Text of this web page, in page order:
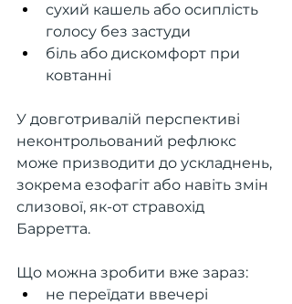
сухий кашель або осиплість
голосу без застуди
біль або дискомфорт при
ковтанні
У довготривалій перспективі
неконтрольований рефлюкс
може призводити до ускладнень,
зокрема езофагіт або навіть змін
слизової, як-от стравохід
Барретта.
Що можна зробити вже зараз:
не переїдати ввечері